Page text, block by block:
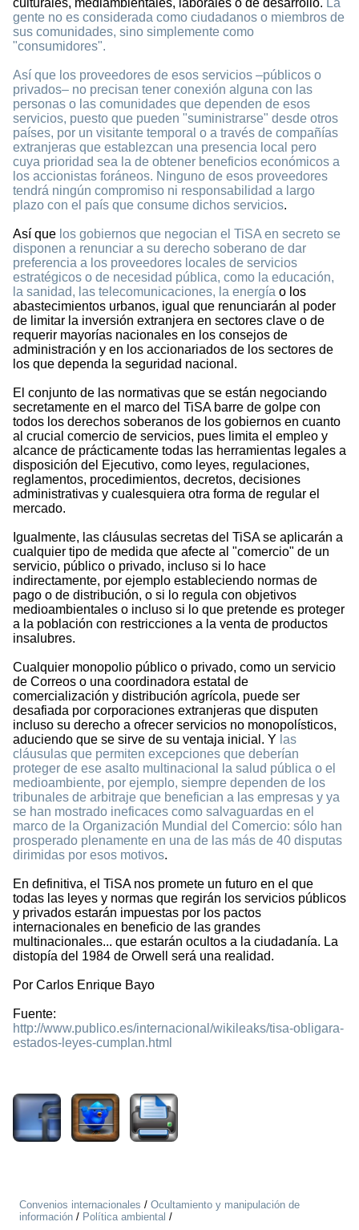
culturales, mediambientales, laborales o de desarrollo. La
gente no es considerada como ciudadanos o miembros de
sus comunidades, sino simplemente como
"consumidores".
Así que los proveedores de esos servicios –públicos o
privados– no precisan tener conexión alguna con las
personas o las comunidades que dependen de esos
servicios, puesto que pueden "suministrarse" desde otros
países, por un visitante temporal o a través de compañías
extranjeras que establezcan una presencia local pero
cuya prioridad sea la de obtener beneficios económicos a
los accionistas foráneos. Ninguno de esos proveedores
tendrá ningún compromiso ni responsabilidad a largo
plazo con el país que consume dichos servicios.
Así que los gobiernos que negocian el TiSA en secreto se
disponen a renunciar a su derecho soberano de dar
preferencia a los proveedores locales de servicios
estratégicos o de necesidad pública, como la educación,
la sanidad, las telecomunicaciones, la energía o los
abastecimientos urbanos, igual que renunciarán al poder
de limitar la inversión extranjera en sectores clave o de
requerir mayorías nacionales en los consejos de
administración y en los accionariados de los sectores de
los que dependa la seguridad nacional.
El conjunto de las normativas que se están negociando
secretamente en el marco del TiSA barre de golpe con
todos los derechos soberanos de los gobiernos en cuanto
al crucial comercio de servicios, pues limita el empleo y
alcance de prácticamente todas las herramientas legales a
disposición del Ejecutivo, como leyes, regulaciones,
reglamentos, procedimientos, decretos, decisiones
administrativas y cualesquiera otra forma de regular el
mercado.
Igualmente, las cláusulas secretas del TiSA se aplicarán a
cualquier tipo de medida que afecte al "comercio" de un
servicio, público o privado, incluso si lo hace
indirectamente, por ejemplo estableciendo normas de
pago o de distribución, o si lo regula con objetivos
medioambientales o incluso si lo que pretende es proteger
a la población con restricciones a la venta de productos
insalubres.
Cualquier monopolio público o privado, como un servicio
de Correos o una coordinadora estatal de
comercialización y distribución agrícola, puede ser
desafiada por corporaciones extranjeras que disputen
incluso su derecho a ofrecer servicios no monopolísticos,
aduciendo que se sirve de su ventaja inicial. Y las
cláusulas que permiten excepciones que deberían
proteger de ese asalto multinacional la salud pública o el
medioambiente, por ejemplo, siempre dependen de los
tribunales de arbitraje que benefician a las empresas y ya
se han mostrado ineficaces como salvaguardas en el
marco de la Organización Mundial del Comercio: sólo han
prosperado plenamente en una de las más de 40 disputas
dirimidas por esos motivos.
En definitiva, el TiSA nos promete un futuro en el que
todas las leyes y normas que regirán los servicios públicos
y privados estarán impuestas por los pactos
internacionales en beneficio de las grandes
multinacionales... que estarán ocultos a la ciudadanía. La
distopía del 1984 de Orwell será una realidad.
Por Carlos Enrique Bayo
Fuente:
http://www.publico.es/internacional/wikileaks/tisa-obligara-
estados-leyes-cumplan.html
Convenios internacionales / Ocultamiento y manipulación de
información / Política ambiental /